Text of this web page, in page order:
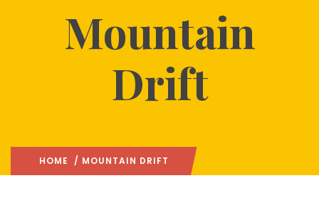
Mountain
Drift
HOME / MOUNTAIN DRIFT